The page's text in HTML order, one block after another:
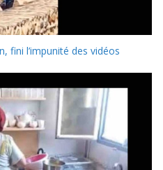
fini l’impunité des vidéos